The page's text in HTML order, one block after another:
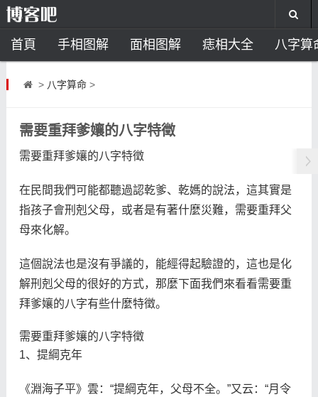
首頁 手相图解 面相图解 痣相大全 八字算
风水开运 助运饰品
> 八字算命>
需要重拜爹孃的八字特徵
需要重拜爹孃的八字特徵
在民間我們可能都聽過認乾爹、乾媽的說法，這其實是
指孩子會刑剋父母，或者是有著什麼災難，需要重拜父
母來化解。
這個說法也是沒有爭議的，能經得起驗證的，這也是化
解刑剋父母的很好的方式，那麼下面我們來看看需要重
拜爹孃的八字有些什麼特徵。
需要重拜爹孃的八字特徵
1、提綱克年
《淵海子平》雲：“提綱克年，父母不全。”又云：“月令